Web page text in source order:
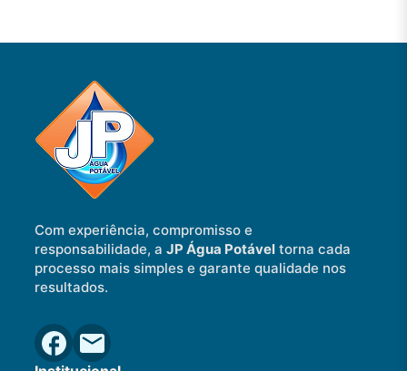
Com experiência, compromisso e
responsabilidade, aJP Água Potável torna cada
processo mais simples e garante qualidade nos
resultados.